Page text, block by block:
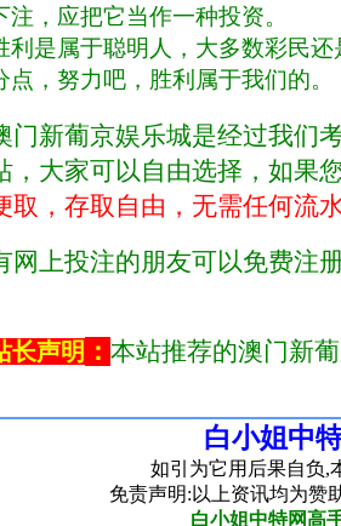
白小姐中
如引为它用后果自负,
免责声明:以上资讯均为赞
白小姐中特网高